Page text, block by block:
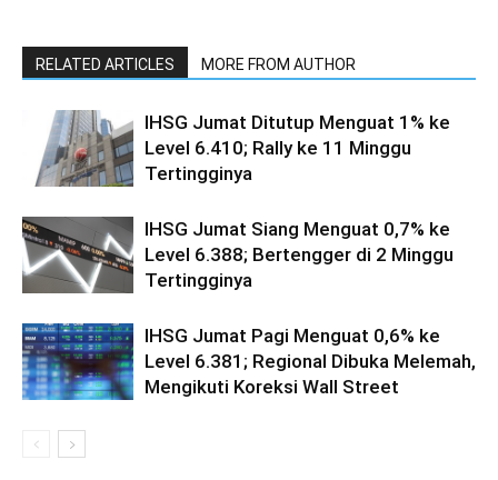
RELATED ARTICLES MORE FROM AUTHOR
IHSG Jumat Ditutup Menguat 1% ke
Level 6.410; Rally ke 11 Minggu
Tertingginya
IHSG Jumat Siang Menguat 0,7% ke
Level 6.388; Bertengger di 2 Minggu
Tertingginya
IHSG Jumat Pagi Menguat 0,6% ke
Level 6.381; Regional Dibuka Melemah,
Mengikuti Koreksi Wall Street